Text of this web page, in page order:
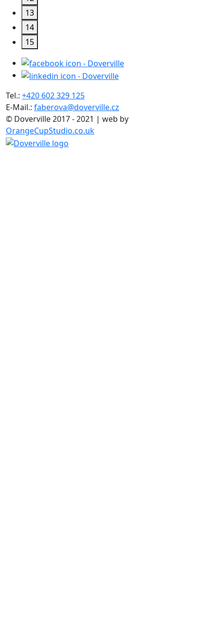
13
14
15
Tel.: +420 602 329 125
E-Mail.: faberova@doverville.cz
© Doverville 2017 - 2021 | web by
OrangeCupStudio.co.uk